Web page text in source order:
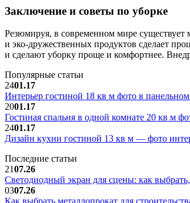
Заключение и советы по уборке
Резюмируя, в современном мире
и эко-дружественных продуктов сделает
и сделают уборку проще и комфортнее.
Популярные статьи
2401.17
Интерьер гостиной 18 кв м фото в
2001.17
Гостиная спальня в одной комнате 20 кв м
2401.17
Дизайн кухни гостиной 13 кв м — фото
Последние статьи
2107.26
Светодиодный экран для сцены: как выбрать,
0307.26